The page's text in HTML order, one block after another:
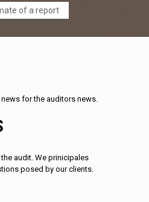
of a report
for the auditors news.
audit. We prinicipales
posed by our clients.